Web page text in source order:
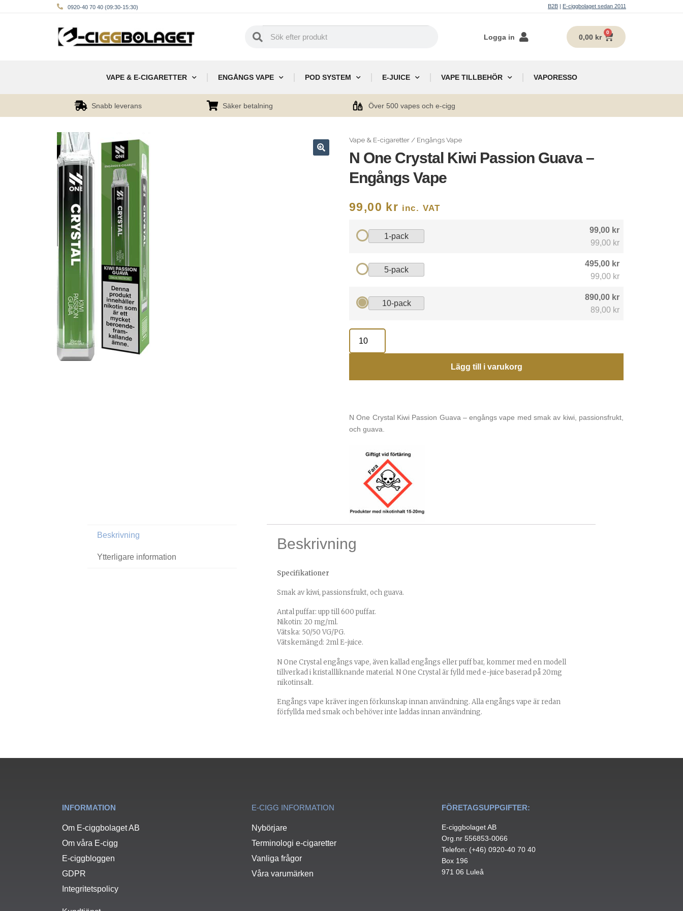
0920-40 70 40 (09:30-15:30) B2B | E-ciggbolaget sedan 2011
Logga in 0,00 kr
0
VAPE & E-CIGARETTER ENGÅNGS VAPE POD SYSTEM E-JUICE VAPE TILLBEHÖR VAPORESSO
Snabb leverans Säker betalning Över 500 vapes och e-cigg
Vape & E-cigaretter/ Engångs Vape
N One Crystal Kiwi Passion Guava –
Engångs Vape
99,00 kr inc. VAT
1-pack
99,00 kr
99,00 kr
5-pack
495,00 kr
99,00 kr
10-pack
890,00 kr
89,00 kr
Lägg till i varukorg
N One Crystal Kiwi Passion Guava – engångs vape med smak av kiwi, passionsfrukt,
och guava.
Beskrivning
Ytterligare information
Beskrivning
Specifikationer
Smak av kiwi, passionsfrukt, och guava.
Antal puffar: upp till 600 puffar.
Nikotin: 20 mg/ml.
Vätska: 50/50 VG/PG.
Vätskemängd: 2ml E-juice.
N One Crystal engångs vape, även kallad engångs eller puff bar, kommer med en modell
tillverkad i kristallliknande material. N One Crystal är fylld med e-juice baserad på 20mg
nikotinsalt.
Engångs vape kräver ingen förkunskap innan användning. Alla engångs vape är redan
förfyllda med smak och behöver inte laddas innan användning.
INFORMATION
Om E-ciggbolaget AB
Om våra E-cigg
E-ciggbloggen
GDPR
Integritetspolicy
E-CIGG INFORMATION
Nybörjare
Terminologi e-cigaretter
Vanliga frågor
Våra varumärken
FÖRETAGSUPPGIFTER:
E-ciggbolaget AB
Org.nr 556853-0066
Telefon: (+46) 0920-40 70 40
Box 196
971 06 Luleå